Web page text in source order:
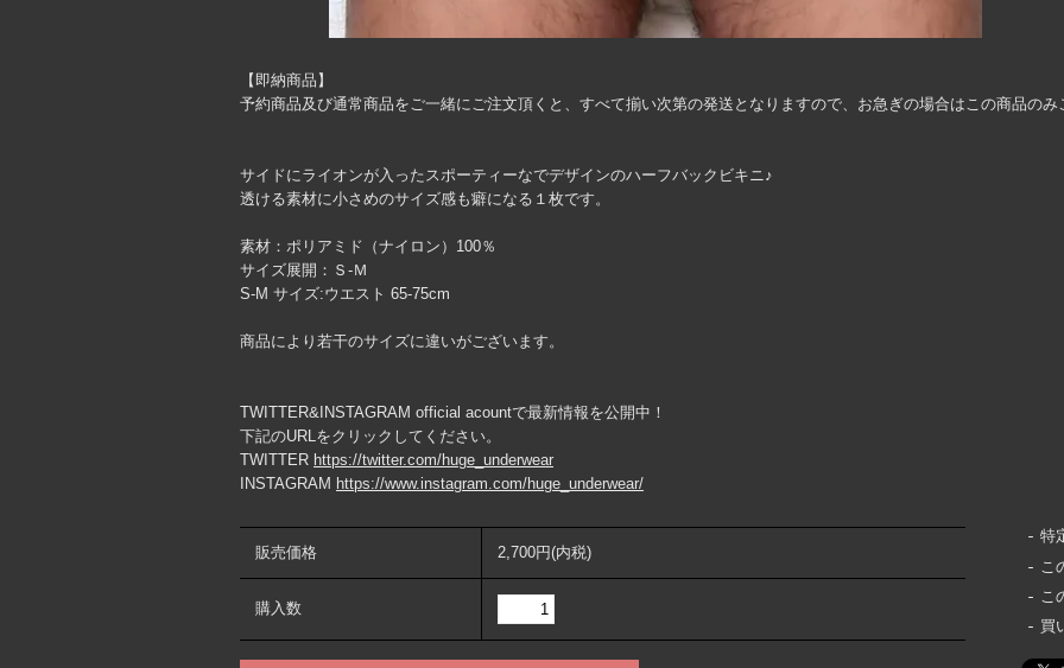
【即納商品】
予約商品及び通常商品をご一緒にご注文頂くと、すべて揃い次第の発送となりますので、お急ぎの場合はこの商品の
サイドにライオンが入ったスポーティーなでデザインのハーフバックビキニ♪
透ける素材に小さめのサイズ感も癖になる１枚です。
素材：ポリアミド（ナイロン）100％
サイズ展開：Ｓ-Ｍ
S-M サイズ:ウエスト 65-75cm
商品により若干のサイズに違いがございます。
TWITTER&INSTAGRAM official acountで最新情報を公開中！
下記のURLをクリックしてください。
TWITTER https://twitter.com/huge_underwear
INSTAGRAM https://www.instagram.com/huge_underwear/
販売価格 2,700円(内税)
購入数
特
こ
こ
買